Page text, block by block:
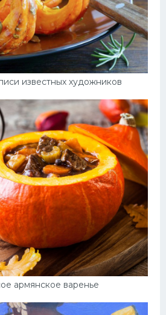
известных художников
армянское варенье